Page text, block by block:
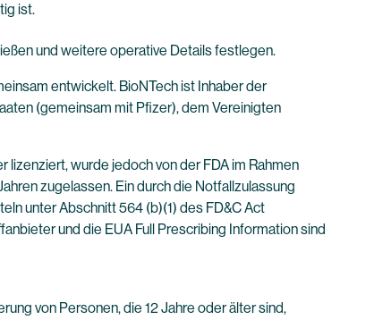
ist.
und weitere operative Details festlegen.
entwickelt. BioNTech ist Inhaber der
(gemeinsam mit Pfizer), dem Vereinigten
wurde jedoch von der FDA im Rahmen
zugelassen. Ein durch die Notfallzulassung
unter Abschnitt 564 (b)(1) des FD&C Act
und die EUA Full Prescribing Information sind
von Personen, die 12 Jahre oder älter sind,